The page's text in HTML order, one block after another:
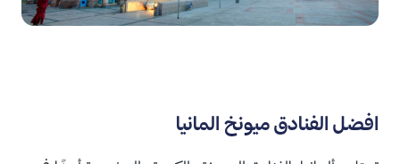
افضل الفنادق ميونخ المانيا